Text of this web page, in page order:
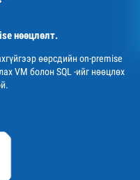
нөөцлөлт.
өөрсдийн on-premise
VM болон SQL -ийг нөөцлөх